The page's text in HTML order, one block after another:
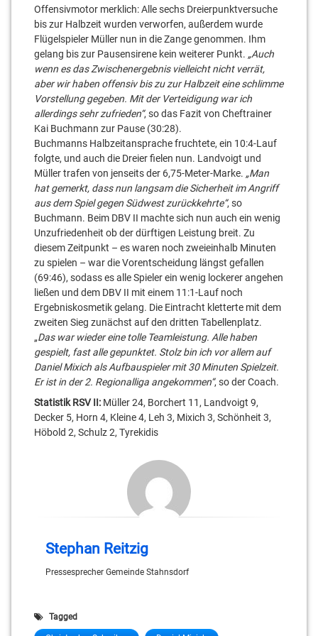
Offensivmotor merklich: Alle sechs Dreierpunktversuche
bis zur Halbzeit wurden verworfen, außerdem wurde
Flügelspieler Müller nun in die Zange genommen. Ihm
gelang bis zur Pausensirene kein weiterer Punkt. „Auch
wenn es das Zwischenergebnis vielleicht nicht verrät,
aber wir haben offensiv bis zu zur Halbzeit eine schlimme
Vorstellung gegeben. Mit der Verteidigung war ich
allerdings sehr zufrieden“, so das Fazit von Cheftrainer
Kai Buchmann zur Pause (30:28).
Buchmanns Halbzeitansprache fruchtete, ein 10:4-Lauf
folgte, und auch die Dreier fielen nun. Landvoigt und
Müller trafen von jenseits der 6,75-Meter-Marke. „Man
hat gemerkt, dass nun langsam die Sicherheit im Angriff
aus dem Spiel gegen Südwest zurückkehrte“, so
Buchmann. Beim DBV II machte sich nun auch ein wenig
Unzufriedenheit ob der dürftigen Leistung breit. Zu
diesem Zeitpunkt – es waren noch zweieinhalb Minuten
zu spielen – war die Vorentscheidung längst gefallen
(69:46), sodass es alle Spieler ein wenig lockerer angehen
ließen und dem DBV II mit einem 11:1-Lauf noch
Ergebniskosmetik gelang. Die Eintracht kletterte mit dem
zweiten Sieg zunächst auf den dritten Tabellenplatz.
„Das war wieder eine tolle Teamleistung. Alle haben
gespielt, fast alle gepunktet. Stolz bin ich vor allem auf
Daniel Mixich als Aufbauspieler mit 30 Minuten Spielzeit.
Er ist in der 2. Regionalliga angekommen“, so der Coach.
Statistik RSV II: Müller 24, Borchert 11, Landvoigt 9,
Decker 5, Horn 4, Kleine 4, Leh 3, Mixich 3, Schönheit 3,
Höbold 2, Schulz 2, Tyrekidis
Stephan Reitzig
Pressesprecher Gemeinde Stahnsdorf
Tagged